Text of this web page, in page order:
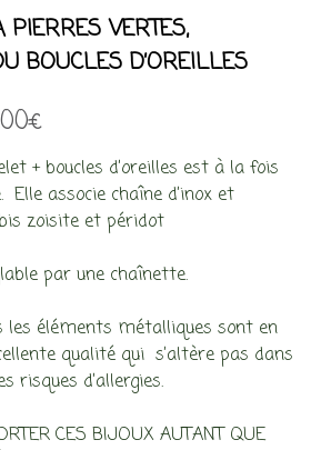
VERTES,
BOUCLES D’OREILLES
€Plage
de
prix :
15,00€
à
29,00€
+ boucles d’oreilles est à la fois
associe chaîne d’inox et
zoisite et péridot
par une chaînette.
les éléments métalliques sont en
qualité qui s’altère pas dans
risques d’allergies.
CES BIJOUX AUTANT QUE